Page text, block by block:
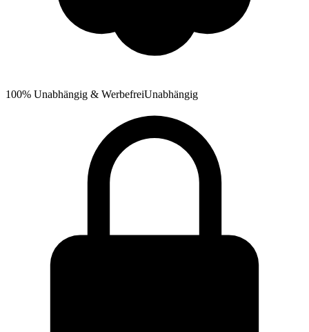
100% Unabhängig & WerbefreiUnabhängig